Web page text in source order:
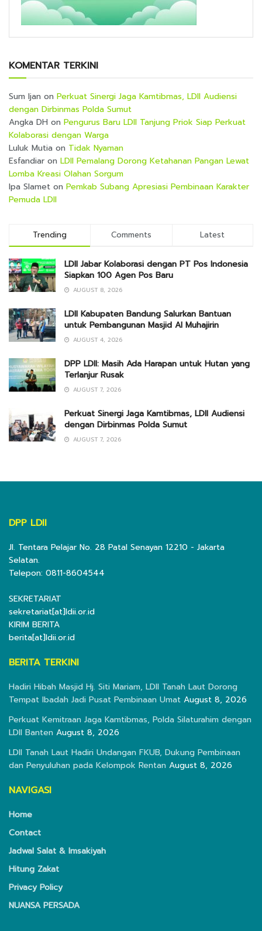
KOMENTAR TERKINI
Sum Ijan on Perkuat Sinergi Jaga Kamtibmas, LDII Audiensi
dengan Dirbinmas Polda Sumut
Angka DH on Pengurus Baru LDII Tanjung Priok Siap Perkuat
Kolaborasi dengan Warga
Luluk Mutia on Tidak Nyaman
Esfandiar on LDII Pemalang Dorong Ketahanan Pangan Lewat
Lomba Kreasi Olahan Sorgum
Ipa Slamet on Pemkab Subang Apresiasi Pembinaan Karakter
Pemuda LDII
Trending Comments Latest
LDII Jabar Kolaborasi dengan PT Pos Indonesia
Siapkan 100 Agen Pos Baru
AUGUST 8, 2026
LDII Kabupaten Bandung Salurkan Bantuan
untuk Pembangunan Masjid Al Muhajirin
AUGUST 4, 2026
DPP LDII: Masih Ada Harapan untuk Hutan yang
Terlanjur Rusak
AUGUST 7, 2026
Perkuat Sinergi Jaga Kamtibmas, LDII Audiensi
dengan Dirbinmas Polda Sumut
AUGUST 7, 2026
DPP LDII
Jl. Tentara Pelajar No. 28 Patal Senayan 12210 - Jakarta
Selatan.
Telepon: 0811-8604544
SEKRETARIAT
sekretariat[at]ldii.or.id
KIRIM BERITA
berita[at]ldii.or.id
BERITA TERKINI
Hadiri Hibah Masjid Hj. Siti Mariam, LDII Tanah Laut Dorong
Tempat Ibadah Jadi Pusat Pembinaan Umat August 8, 2026
Perkuat Kemitraan Jaga Kamtibmas, Polda Silaturahim dengan
LDII Banten August 8, 2026
LDII Tanah Laut Hadiri Undangan FKUB, Dukung Pembinaan
dan Penyuluhan pada Kelompok Rentan August 8, 2026
NAVIGASI
Home
Contact
Jadwal Salat & Imsakiyah
Hitung Zakat
Privacy Policy
NUANSA PERSADA